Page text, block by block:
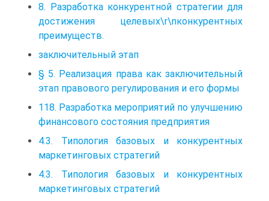
8. Разработка конкурентной стратегии для
достижения целевых\r\nконкурентных
преимуществ.
заключительный этап
§ 5. Реализация права как заключительный
этап правового регулирования и его формы
118. Разработка мероприятий по улучшению
финансового состояния предприятия
4.3. Типология базовых и конкурентных
маркетинговых стратегий
4.3. Типология базовых и конкурентных
маркетинговых стратегий